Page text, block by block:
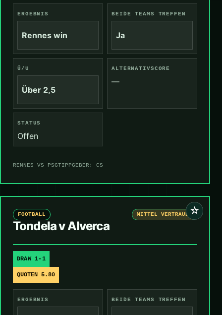
ERGEBNIS
Rennes win
BEIDE TEAMS TREFFEN
Ja
Ü/U
Über 2,5
ALTERNATIVSCORE
—
STATUS
Offen
RENNES VS PSGTIPPGEBER: CS
☆
FOOTBALL MITTEL VERTRAUEN
Tondela v Alverca
DRAW 1-1
QUOTEN 5.80
ERGEBNIS BEIDE TEAMS TREFFEN